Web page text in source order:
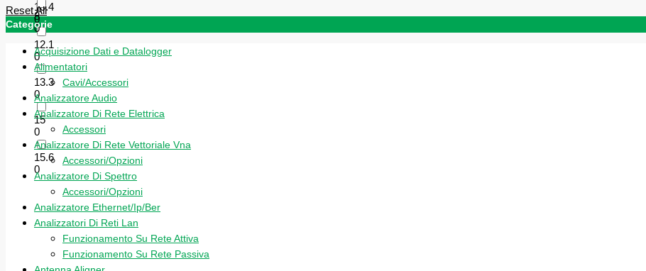
10.4
0
12.1
0
13.3
0
15
0
15.6
0
8
0
Reset All
Categorie
Acquisizione Dati e Datalogger
Alimentatori
Cavi/Accessori
Analizzatore Audio
Analizzatore Di Rete Elettrica
Accessori
Analizzatore Di Rete Vettoriale Vna
Accessori/Opzioni
Analizzatore Di Spettro
Accessori/Opzioni
Analizzatore Ethernet/Ip/Ber
Analizzatori Di Reti Lan
Funzionamento Su Rete Attiva
Funzionamento Su Rete Passiva